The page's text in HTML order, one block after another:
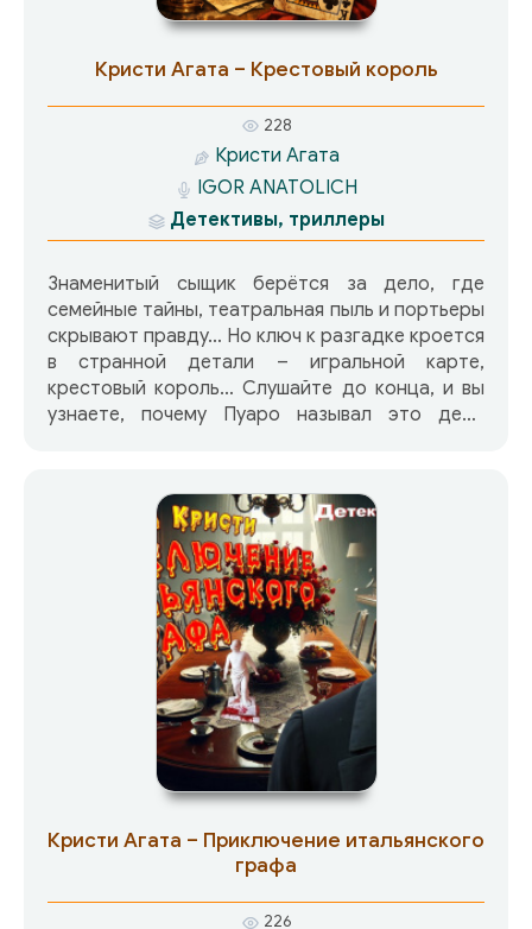
Кристи Агата – Крестовый король
228
Кристи Агата
IGOR ANATOLICH
Детективы, триллеры
Знаменитый сыщик берётся за дело, где
семейные тайны, театральная пыль и портьеры
скрывают правду… Но ключ к разгадке кроется
в странной детали – игральной карте,
крестовый король… Слушайте до конца, и вы
узнаете, почему Пуаро называл это дело
чем закончится эта партия…
Кристи Агата – Приключение итальянского
графа
226